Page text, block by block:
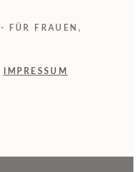
- FÜR FRAUEN,
IMPRESSUM